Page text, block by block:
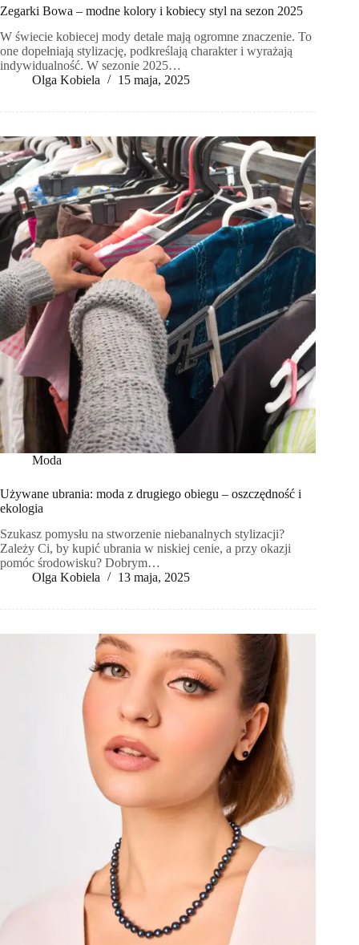
Zegarki Bowa – modne kolory i kobiecy styl na sezon 2025
W świecie kobiecej mody detale mają ogromne znaczenie. To
one dopełniają stylizację, podkreślają charakter i wyrażają
indywidualność. W sezonie 2025…
Olga Kobiela
15 maja, 2025
Moda
Używane ubrania: moda z drugiego obiegu – oszczędność i
ekologia
Szukasz pomysłu na stworzenie niebanalnych stylizacji?
Zależy Ci, by kupić ubrania w niskiej cenie, a przy okazji
pomóc środowisku? Dobrym…
Olga Kobiela
13 maja, 2025